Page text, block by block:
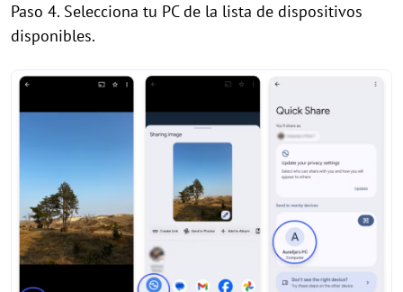
Paso 4. Selecciona tu PC de la lista de dispositivos
disponibles.